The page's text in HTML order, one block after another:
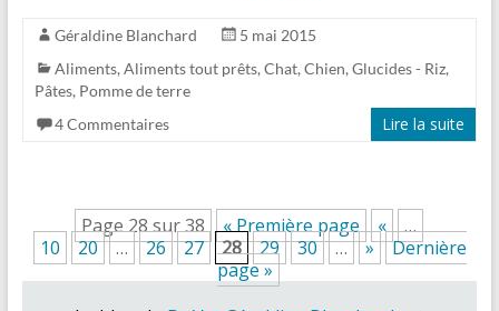
Géraldine Blanchard
5 mai 2015
Aliments, Aliments tout prêts, Chat, Chien, Glucides - Riz,
Pâtes, Pomme de terre
4 Commentaires
Lire la suite
Page 28 sur 38 « Première page «
…
10
20 … 26 27 28 29 30 … »
Dernière
page »